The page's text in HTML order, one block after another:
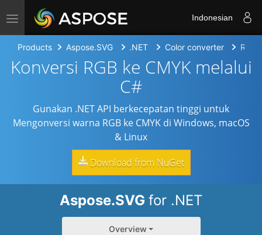
Toggle navigation Indonesian
Products Aspose.SVG .NET Color converter RGB
Konversi RGB ke CMYK melalui
C#
Gunakan .NET API berkecepatan tinggi untuk
Mengonversi warna RGB ke CMYK di Windows, macOS
& Linux
Download from NuGet
Aspose.SVG for .NET
Overview